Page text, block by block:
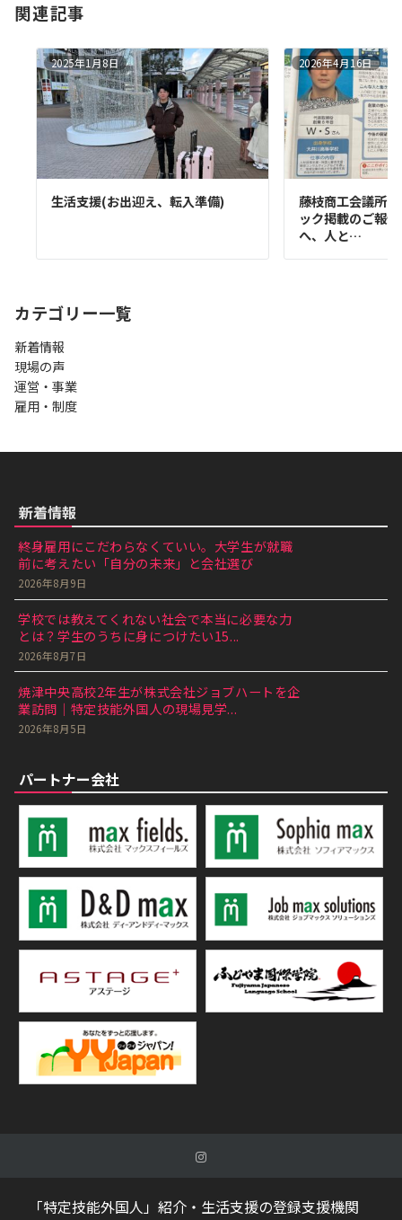
関連記事
2025年1月8日
生活支援(お出迎え、転入準備)
2026年4月16日
藤枝商工会議所
ック掲載のご報
へ、人と…
カテゴリー一覧
新着情報
現場の声
運営・事業
雇用・制度
新着情報
終身雇用にこだわらなくていい。大学生が就職
前に考えたい「自分の未来」と会社選び
2026年8月9日
学校では教えてくれない社会で本当に必要な力
とは？学生のうちに身につけたい15...
2026年8月7日
焼津中央高校2年生が株式会社ジョブハートを企
業訪問｜特定技能外国人の現場見学...
2026年8月5日
パートナー会社
「特定技能外国人」紹介・生活支援の登録支援機関